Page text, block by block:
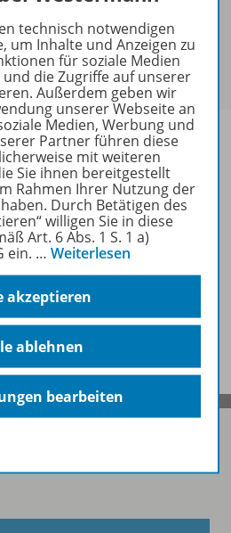
Spar-Paket?
Preis zu sehen,melden Sie
der Ausgabe
technisch notwendigen
um Inhalte und Anzeigen zu
für soziale Medien
die Zugriffe auf unserer
Außerdem geben wir
unserer Webseite an
Medien, Werbung und
Partner führen diese
mit weiteren
Sie ihnen bereitgestellt
Rahmen Ihrer Nutzung der
Durch Betätigen des
willigen Sie in diese
Art. 6 Abs. 1 S. 1 a)
ein. … Weiterlesen
akzeptieren
ablehnen
bearbeiten